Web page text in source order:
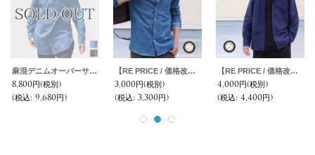
【RE PRICE / 価格改定】コットンフランネルチェック ワイドスプレッドボタンダウン長袖シャツ【MADE IN JAPAN】『日本製』 / Upscape Audience
3,000円(税別)
(税込: 3,300円)
スーピマタイプライターナショナルコスチュームバンドカラーL/Sシャツ【MADE IN JAPAN】『日本製』/ Upscape Audience
7,800円(税別)
(税込: 8,580円)
【RE PRICE / 価格改定】オンブレチェックボタンダウンワンカラーボタン長袖シャツ【MADE IN JAPAN】『日本製』/ Upscape Audience
4,000円(税別)
(税込: 4,400円)